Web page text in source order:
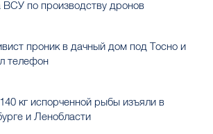
ВСУ по производству дронов
проник в дачный дом под Тосно и
телефон
кг испорченной рыбы изъяли в
и Ленобласти